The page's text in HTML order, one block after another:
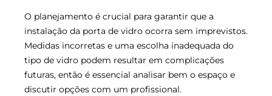
O planejamento é crucial para garantir que a
instalação da porta de vidro ocorra sem imprevistos.
Medidas incorretas e uma escolha inadequada do
tipo de vidro podem resultar em complicações
futuras, então é essencial analisar bem o espaço e
discutir opções com um profissional.